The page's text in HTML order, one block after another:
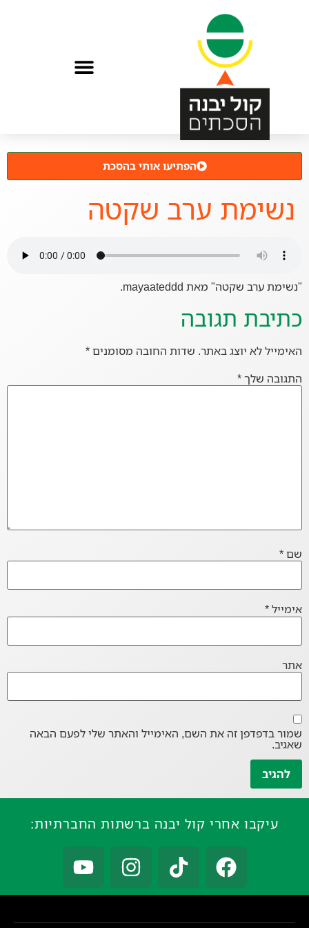
הפתיעו אותי בהסכת
נשימת ערב שקטה
"נשימת ערב שקטה" מאת mayaateddd.
כתיבת תגובה
האימייל לא יוצג באתר. שדות החובה מסומנים*
התגובה שלך*
שם*
אימייל*
אתר
שמור בדפדפן זה את השם, האימייל והאתר שלי לפעם הבאה
שאגיב.
עיקבו אחרי קול יבנה ברשתות החברתיות: